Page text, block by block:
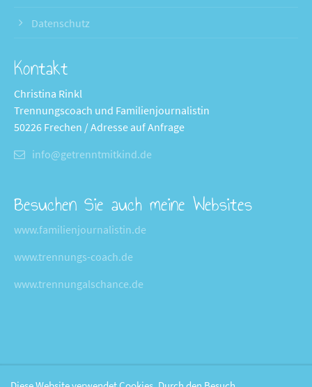
Datenschutz
Kontakt
Christina Rinkl
Trennungscoach und Familienjournalistin
50226 Frechen / Adresse auf Anfrage
info@getrenntmitkind.de
Besuchen Sie auch meine Websites
www.familienjournalistin.de
www.trennungs-coach.de
www.trennungalschance.de